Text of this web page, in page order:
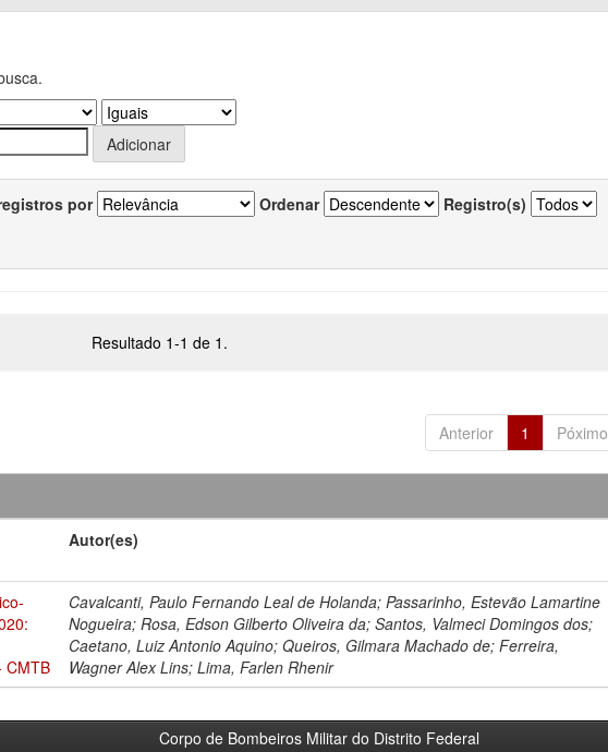
por Ordenar Registro(s)
Resultado 1-1 de 1.
Anterior 1 Póximo
Autor(es)
CMTB
Cavalcanti, Paulo Fernando Leal de Holanda; Passarinho, Estevão Lamartine
Nogueira; Rosa, Edson Gilberto Oliveira da; Santos, Valmeci Domingos dos;
Caetano, Luiz Antonio Aquino; Queiros, Gilmara Machado de; Ferreira,
Wagner Alex Lins; Lima, Farlen Rhenir
Corpo de Bombeiros Militar do Distrito Federal